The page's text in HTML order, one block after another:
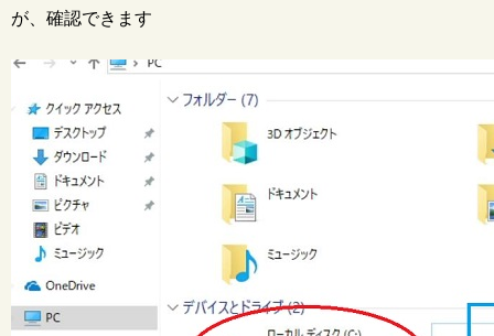
が、確認できます